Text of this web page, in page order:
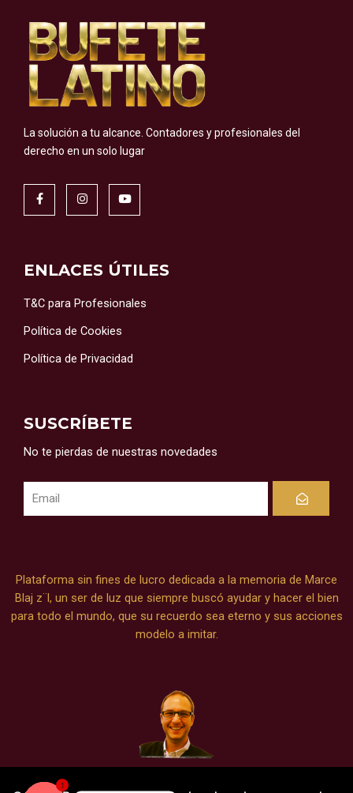
La solución a tu alcance. Contadores y profesionales del
derecho en un solo lugar
ENLACES ÚTILES
T&C para Profesionales
Política de Cookies
Política de Privacidad
SUSCRÍBETE
No te pierdas de nuestras novedades
Plataforma sin fines de lucro dedicada a la memoria de Marce
Blaj z¨l, un ser de luz que siempre buscó ayudar y hacer el bien
para todo el mundo, que su recuerdo sea eterno y sus acciones
modelo a imitar.